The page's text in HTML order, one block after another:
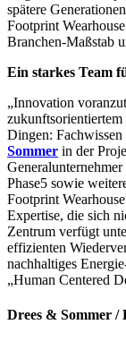
spätere
Footprint
Branchen-Maßstab
Ein starkes Team
„Innovation
Dingen:
Sommer in der
Phase5 sowie
Footprint
Expertise, die sich
Zentrum verfügt
effizienten
nachhaltiges
„Human Centered
Drees & Sommer /